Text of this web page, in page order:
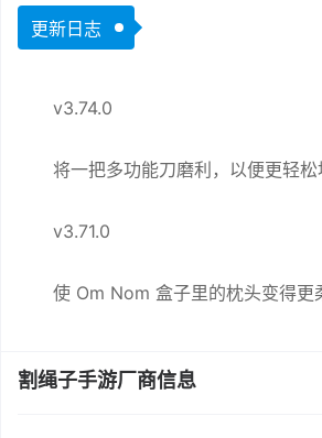
更新日志
v3.74.0
将一把多功能刀磨利，以便更轻
v3.71.0
使 Om Nom 盒子里的枕头变得更
割绳子手游厂商信息